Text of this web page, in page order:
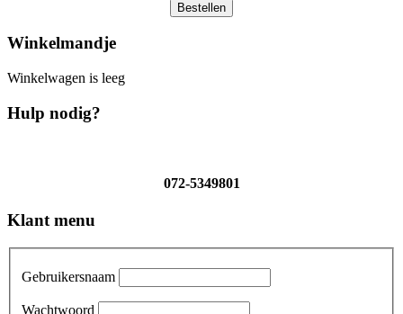
Winkelmandje
Winkelwagen is leeg
Hulp nodig?
072-5349801
Klant menu
Gebruikersnaam
Wachtwoord